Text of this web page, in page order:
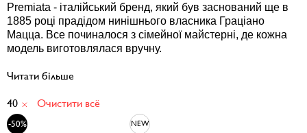
Premiata - італійський бренд, який був заснований ще в
1885 році прадідом нинішнього власника Граціано
Мацца. Все починалося з сімейної майстерні, де кожна
модель виготовлялася вручну.
Читати більше
40 Очистити всё
-50% NEW